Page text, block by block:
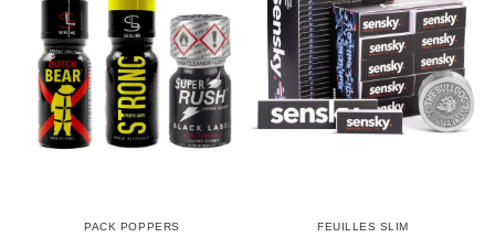
PACK POPPERS FEUILLES SLIM